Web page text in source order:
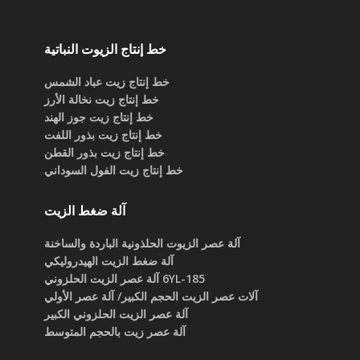
خط إنتاج الزيوت النباتية
خط إنتاج زيت عباد الشمس
خط إنتاج زيت نخالة الأرز
خط إنتاج زيت جوز الهند
خط إنتاج زيت بذور اللفت
خط إنتاج زيت بذور القطن
خط إنتاج زيت الفول السوداني
آلة ضغط الزيت
آلة عصر الزيوت الحلذونية الباردة والساخنة
آلة ضغط الزيت الهيدروليكي
6YL-185 آلة عصر الزيت الحلزوني
آلات عصر الزيت الحجم الكبير/ آلة عصر الأولي
آلة عصر الزيت الحلزوني الكبير
آلة عصر زيت بالحجم المتوسط